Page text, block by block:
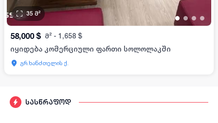
სასწრაფოდ
• •• •
35 მ²
58,000 $ მ² - 1,658 $
იყიდება კომერციული ფართი სოლოლაკში
გრ.ხანძთელის ქ.